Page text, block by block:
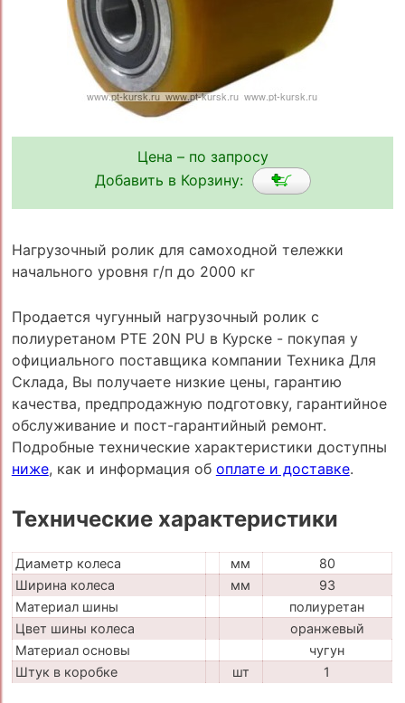
Цена – по запросу
Добавить в Корзину:
Нагрузочный ролик для самоходной тележки
начального уровня г/п до 2000 кг
Продается чугунный нагрузочный ролик с
полиуретаном PTE 20N PU в Курске - покупая у
официального поставщика компании Техника Для
Склада, Вы получаете низкие цены, гарантию
качества, предпродажную подготовку, гарантийное
обслуживание и пост-гарантийный ремонт.
Подробные технические характеристики доступны
ниже, как и информация об оплате и доставке.
Технические характеристики
Диаметр колеса мм
80
Ширина колеса
мм
93
Материал шины
полиуретан
Цвет шины колеса
оранжевый
Материал основы
чугун
Штук в коробке
шт 1